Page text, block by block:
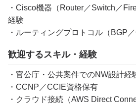
・Cisco機器（Router／Switch／
経験
・ルーティングプロトコル（BGP
歓迎するスキル・経験
・官公庁・公共案件でのNW設計経
・CCNP／CCIE資格保有
・クラウド接続（AWS Direct